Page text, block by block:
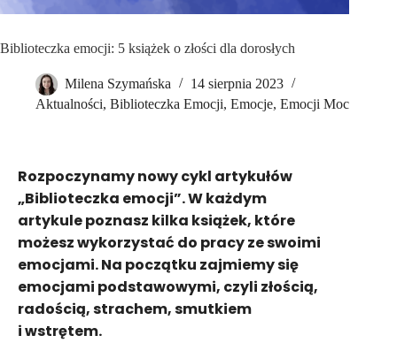
Biblioteczka emocji: 5 książek o złości dla dorosłych
Milena Szymańska
14 sierpnia 2023
Aktualności, Biblioteczka Emocji, Emocje, Emocji Moc
Rozpoczynamy nowy cykl artykułów
„Biblioteczka emocji”. W każdym
artykule poznasz kilka książek, które
możesz wykorzystać do pracy ze swoimi
emocjami. Na początku zajmiemy się
emocjami podstawowymi, czyli złością,
radością, strachem, smutkiem
i wstrętem.